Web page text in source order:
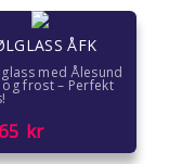
ÅFK
med Ålesund
og frost – Perfekt
kr